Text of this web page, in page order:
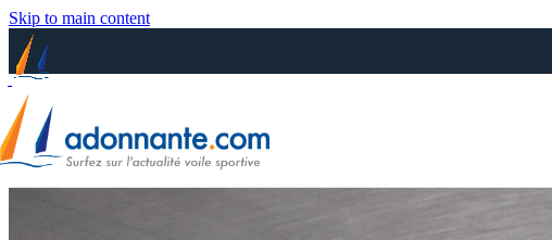
Skip to main content